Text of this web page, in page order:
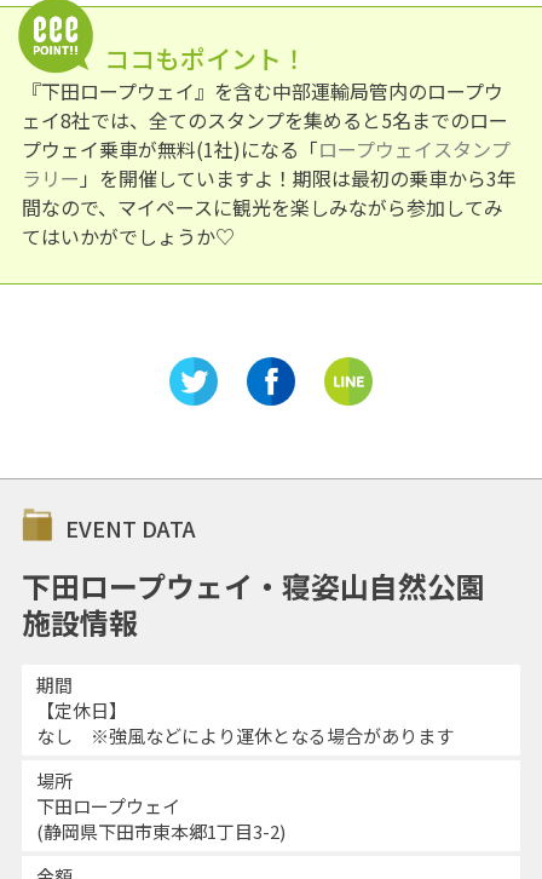
ココもポイント！
『下田ロープウェイ』を含む中部運輸局管内のロープウ
ェイ8社では、全てのスタンプを集めると5名までのロー
プウェイ乗車が無料(1社)になる「ロープウェイスタンプ
ラリー 」を開催していますよ！期限は最初の乗車から3年
間なので、マイペースに観光を楽しみながら参加してみ
てはいかがでしょうか♡
EVENT DATA
下田ロープウェイ・寝姿山自然公園
施設情報
期間
【定休日】
なし ※強風などにより運休となる場合があります
場所
下田ロープウェイ
(静岡県下田市東本郷1丁目3-2)